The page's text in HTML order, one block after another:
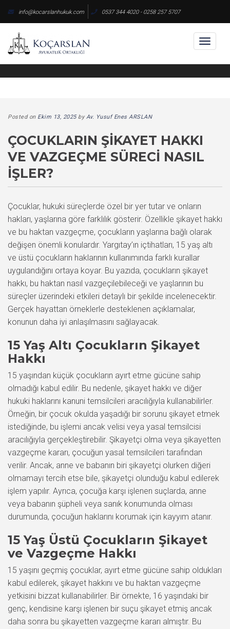
content
info@kocarslanhukuk.com 0537 344 4020 - 0258 257 5707
Posted on Ekim 13, 2025byAv. Yusuf Enes ARSLAN
ÇOCUKLARIN ŞIKAYET HAKKI
VE VAZGEÇME SÜRECI NASIL
İŞLER?
Çocuklar, hukuki süreçlerde özel bir yer tutar ve onların
hakları, yaşlarına göre farklılık gösterir. Özellikle şikayet hakkı
ve bu haktan vazgeçme, çocukların yaşlarına bağlı olarak
değişen önemli konulardır. Yargıtay’ın içtihatları, 15 yaş altı
ve üstü çocukların haklarının kullanımında farklı kurallar
uygulandığını ortaya koyar. Bu yazıda, çocukların şikayet
hakkı, bu haktan nasıl vazgeçilebileceği ve yaşlarının bu
süreçler üzerindeki etkileri detaylı bir şekilde incelenecektir.
Gerçek hayattan örneklerle desteklenen açıklamalar,
konunun daha iyi anlaşılmasını sağlayacak.
15 Yaş Altı Çocukların Şikayet
Hakkı
15 yaşından küçük çocukların ayırt etme gücüne sahip
olmadığı kabul edilir. Bu nedenle, şikayet hakkı ve diğer
hukuki haklarını kanuni temsilcileri aracılığıyla kullanabilirler.
Örneğin, bir çocuk okulda yaşadığı bir sorunu şikayet etmek
istediğinde, bu işlemi ancak velisi veya yasal temsilcisi
aracılığıyla gerçekleştirebilir. Şikayetçi olma veya şikayetten
vazgeçme kararı, çocuğun yasal temsilcileri tarafından
verilir. Ancak, anne ve babanın biri şikayetçi olurken diğeri
olmamayı tercih etse bile, şikayetçi olunduğu kabul edilerek
işlem yapılır. Ayrıca, çocuğa karşı işlenen suçlarda, anne
veya babanın şüpheli veya sanık konumunda olması
durumunda, çocuğun haklarını korumak için kayyım atanır.
15 Yaş Üstü Çocukların Şikayet
ve Vazgeçme Hakkı
15 yaşını geçmiş çocuklar, ayırt etme gücüne sahip oldukları
kabul edilerek, şikayet hakkını ve bu haktan vazgeçme
yetkisini bizzat kullanabilirler. Bir örnekte, 16 yaşındaki bir
genç, kendisine karşı işlenen bir suçu şikayet etmiş ancak
daha sonra bu şikayetten vazgeçme kararı almıştır. Bu